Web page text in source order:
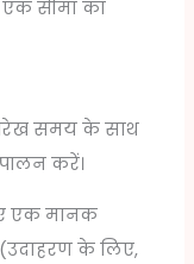
सीमा का
समय के साथ
करें।
एक मानक
के लिए,